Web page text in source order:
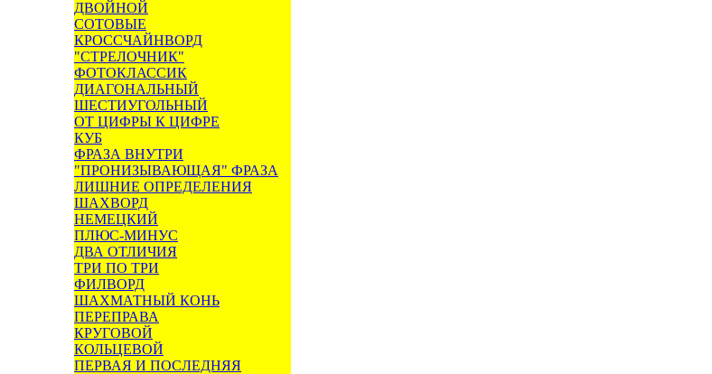
ДВОЙНОЙ
СОТОВЫЕ
КРОССЧАЙНВОРД
"СТРЕЛОЧНИК"
ФОТОКЛАССИК
ДИАГОНАЛЬНЫЙ
ШЕСТИУГОЛЬНЫЙ
ОТ ЦИФРЫ К ЦИФРЕ
КУБ
ФРАЗА ВНУТРИ
"ПРОНИЗЫВАЮЩАЯ" ФРАЗА
ЛИШНИЕ ОПРЕДЕЛЕНИЯ
ШАХВОРД
НЕМЕЦКИЙ
ПЛЮС-МИНУС
ДВА ОТЛИЧИЯ
ТРИ ПО ТРИ
ФИЛВОРД
ШАХМАТНЫЙ КОНЬ
ПЕРЕПРАВА
КРУГОВОЙ
КОЛЬЦЕВОЙ
ПЕРВАЯ И ПОСЛЕДНЯЯ